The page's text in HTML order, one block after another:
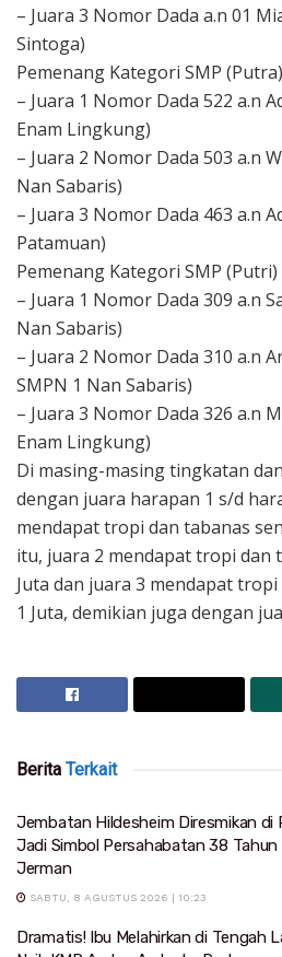
– Juara 3 Nomor Dada a.n 01
Sintoga)
Pemenang Kategori SMP (Putra)
– Juara 1 Nomor Dada 522 a.n
Enam Lingkung)
– Juara 2 Nomor Dada 503 a.n
Nan Sabaris)
– Juara 3 Nomor Dada 463 a.n
Patamuan)
Pemenang Kategori SMP (Putri)
– Juara 1 Nomor Dada 309 a.n
Nan Sabaris)
– Juara 2 Nomor Dada 310 a.n
SMPN 1 Nan Sabaris)
– Juara 3 Nomor Dada 326 a.n
Enam Lingkung)
Di masing-masing tingkatan
dengan juara harapan 1 s/d
mendapat tropi dan tabanas
itu, juara 2 mendapat tropi dan
Juta dan juara 3 mendapat
1 Juta, demikian juga dengan
Berita Terkait
Jembatan Hildesheim Diresmikan di
Jadi Simbol Persahabatan 38
Jerman
SABTU, 8 AGUSTUS 2026 | 10:23
Dramatis! Ibu Melahirkan di Tengah